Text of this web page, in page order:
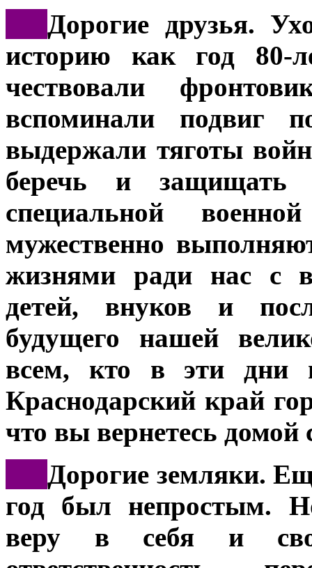
Дорогие друзья.
историю как год
чествовали
вспоминали подвиг
выдержали тяготы
беречь и
специальной
мужественно
жизнями ради нас с
детей, внуков и
будущего нашей
всем, кто в эти дни
Краснодарский край
что вы вернетесь домой
Дорогие земляки.
год был непростым.
веру в себя и